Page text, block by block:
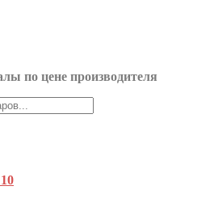
по цене производителя